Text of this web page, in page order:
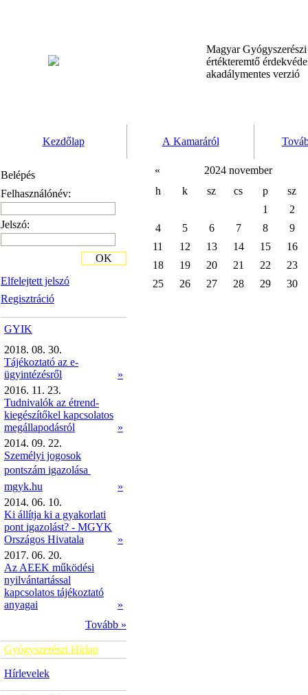
Magyar
értékteremtő
akadálymentes verzió
Kezdőlap A Kamaráról
Belépés
Felhasználónév:
Jelszó:
Elfelejtett jelszó
Regisztráció
OK
GYIK
2018. 08. 30.
Tájékoztató az e-
ügyintézésről
»
2016. 11. 23.
Tudnivalók az étrend-
kiegészítőkel kapcsolatos
megállapodásról
»
2014. 09. 22.
Személyi jogosok
pontszám igazolása 
mgyk.hu
»
2014. 06. 10.
Ki állítja ki a gyakorlati
pont igazolást? - MGYK
Országos Hivatala
»
2017. 06. 20.
Az AEEK működési
nyilvántartással
kapcsolatos tájékoztató
anyagai
»
Tovább »
Gyógyszerészi Hírlap
Hírlevelek
«
2024 november
h
k sz cs p
sz
1
2
4
5 6 7 8
9
11
12 13 14 15
16
18
19 20 21 22
23
25
26 27 28 29 30